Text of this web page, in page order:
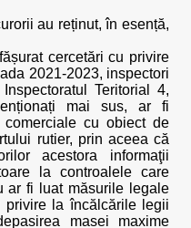
au reținut, în esență,
cercetări cu privire
2021-2023, inspectori
Teritorial 4,
mai sus, ar fi
comerciale cu obiect de
rutier, prin aceea că
acestora informaţii
la controalele care
ar fi luat măsurile legale
privire la încălcările legii
masei maxime